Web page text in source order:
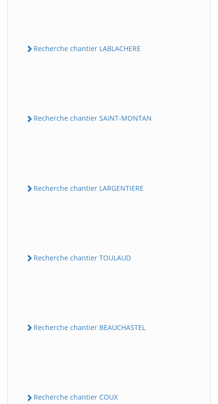
Recherche chantier LABLACHERE
Recherche chantier SAINT-MONTAN
Recherche chantier LARGENTIERE
Recherche chantier TOULAUD
Recherche chantier BEAUCHASTEL
Recherche chantier COUX